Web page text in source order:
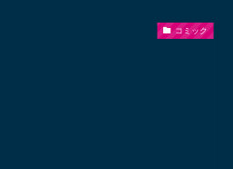
コミック